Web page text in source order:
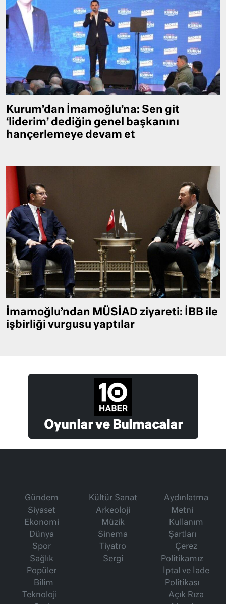
Kurum’dan İmamoğlu’na: Sen git
‘liderim’ dediğin genel başkanını
hançerlemeye devam et
İmamoğlu’ndan MÜSİAD ziyareti: İBB ile
işbirliği vurgusu yaptılar
Oyunlar ve Bulmacalar
Gündem
Siyaset
Ekonomi
Dünya
Spor
Sağlık
Popüler
Bilim
Teknoloji
Kültür Sanat
Arkeoloji
Müzik
Sinema
Tiyatro
Sergi
Aydınlatma
Metni
Kullanım
Şartları
Çerez
Politikamız
İptal ve İade
Politikası
Açık Rıza